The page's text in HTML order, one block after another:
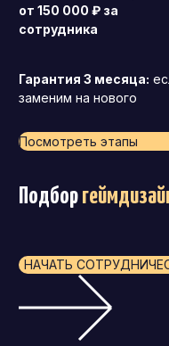
от 150 000 ₽ за
сотрудника
Гарантия 3 месяца:
заменим на нового
Посмотреть этапы
Подбор
НАЧАТЬ